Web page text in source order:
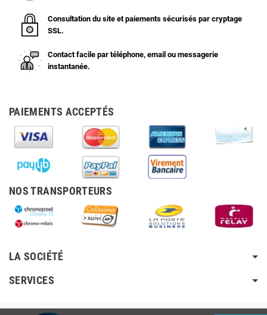
Consultation du site et paiements sécurisés par cryptage
SSL.
Contact facile par téléphone, email ou messagerie
instantanée.
PAIEMENTS ACCEPTÉS
NOS TRANSPORTEURS
LA SOCIÉTÉ
SERVICES